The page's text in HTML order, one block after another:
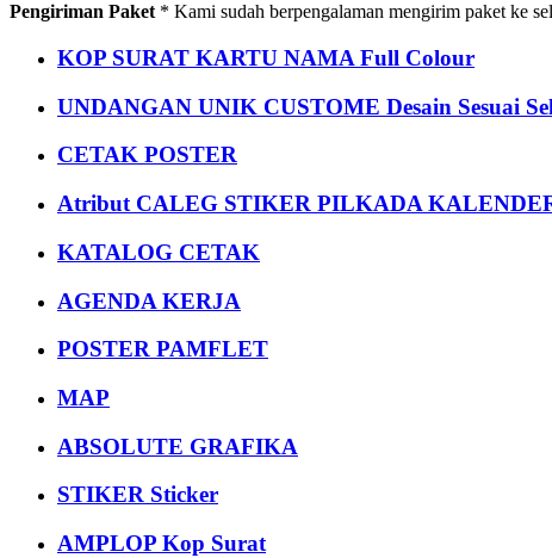
Pengiriman Paket * Kami sudah berpengalaman mengirim paket ke
KOP SURAT KARTU NAMA Full Colour
UNDANGAN UNIK CUSTOME Desain Sesuai
CETAK POSTER
Atribut CALEG STIKER PILKADA
KATALOG CETAK
AGENDA KERJA
POSTER PAMFLET
MAP
ABSOLUTE GRAFIKA
STIKER Sticker
AMPLOP Kop Surat